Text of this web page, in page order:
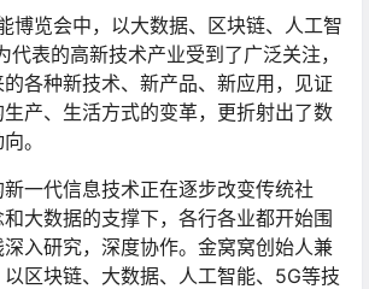
博览会中，以大数据、区块链、人工智
代表的高新技术产业受到了广泛关注，
各种新技术、新产品、新应用，见证
产、生活方式的变革，更折射出了数
。
一代信息技术正在逐步改变传统社
大数据的支撑下，各行各业都开始围
入研究，深度协作。金窝窝创始人兼
区块链、大数据、人工智能、5G等技